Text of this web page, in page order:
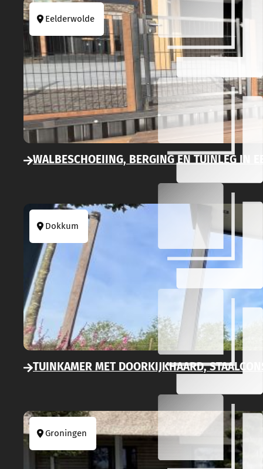
Eelderwolde
WALBESCHOEIING, BERGING EN TUINLEG IN
Dokkum
TUINKAMER MET DOORKIJKHAARD,
Groningen